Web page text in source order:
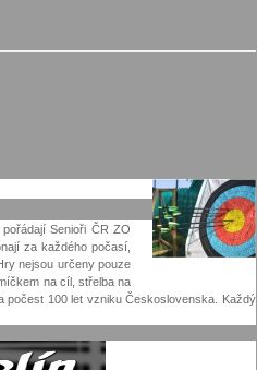
recitál Michala Novenka v
Želiv
2026
Senioři ČR ZO
za každého počasí,
nejsou určeny pouze
na cíl, střelba na
100 let vzniku Československa. Každý